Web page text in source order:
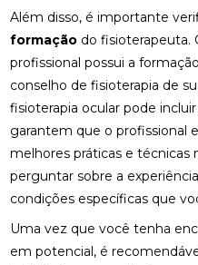
Além disso, é importante
formação do fisioterapeuta.
profissional possui a
conselho de fisioterapia de
fisioterapia ocular pode
garantem que o profissional
melhores práticas e técnicas
perguntar sobre a
condições específicas que
Uma vez que você tenha
em potencial, é
FISIOTERAPIA PARA LABIRINTO: TRATAMENTO
EFICAZ
FISIOTERAPIA PARA
FISIOTERAPIA PARA REABILITAÇÃO DO LABIRINTO
E SEUS BENEFÍCIOS
FISIOTERAPIA PARA REABILITAÇÃO DO LABIRINTO:
DESCUBRA COMO
SOLUÇÃO IDEAL PARA
PULMONAR EM CASA